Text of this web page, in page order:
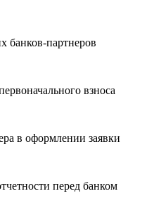
банков-партнеров
взноса
в оформлении заявки
перед банком